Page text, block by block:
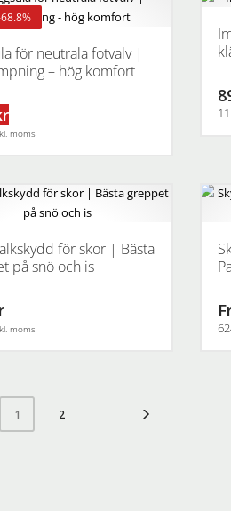
flera
olika
på
för neutrala fotvalv |
– hög komfort
moms
för skor | Bästa
på snö och is
moms
1 2